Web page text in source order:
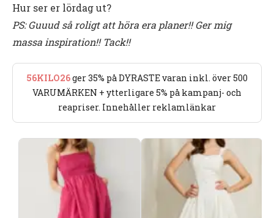
Hur ser er lördag ut?
PS: Guuud så roligt att höra era planer!! Ger mig
massa inspiration!! Tack!!
56KILO26ger 35% på DYRASTE varan inkl. över 500
VARUMÄRKEN + ytterligare 5% på kampanj- och
reapriser. Innehåller reklamlänkar